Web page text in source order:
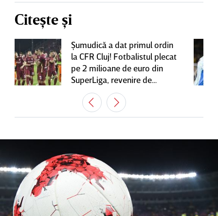
Citește și
Şumudică a dat primul ordin
la CFR Cluj! Fotbalistul plecat
pe 2 milioane de euro din
SuperLiga, revenire de
senzaţie în Gruia